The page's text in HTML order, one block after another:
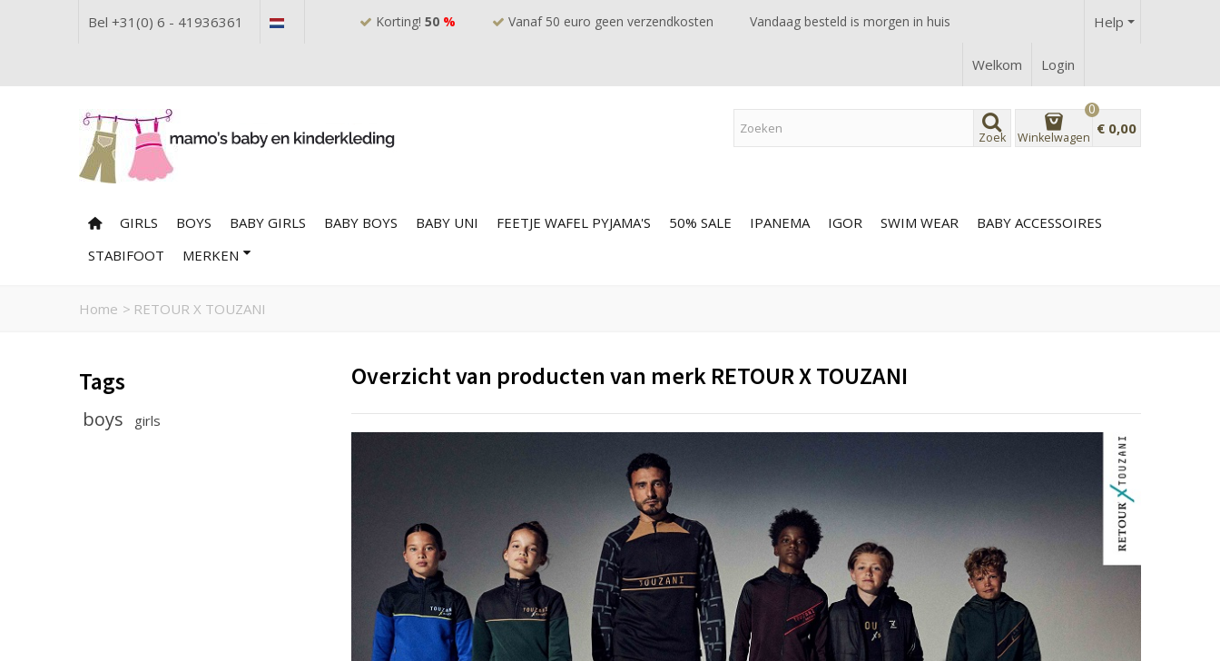
Help
Bel +31(0) 6 - 41936361 Korting! 50 % Vanaf 50 euro geen verzendkosten Vandaag besteld is morgen in huis
Welkom Login
Zoek Winkelwagen
0
€ 0,00
GIRLS BOYS BABY GIRLS BABY BOYS BABY UNI FEETJE WAFEL PYJAMA'S 50% SALE IPANEMA IGOR SWIM WEAR
BABY ACCESSOIRES
STABIFOOT
MERKEN
Home > RETOUR X TOUZANI
Tags
boys girls
Overzicht van producten van merk RETOUR X TOUZANI